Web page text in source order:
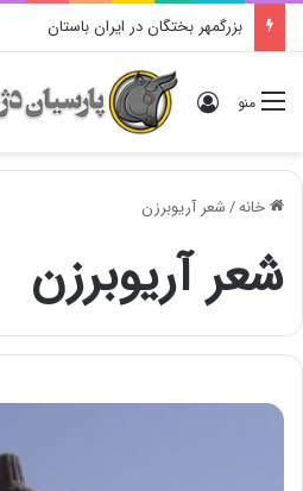
بزرگمهر بختگان در ایران باستان
منو ورود
خانه/شعر آریوبرزن
شعر آریوبرزن